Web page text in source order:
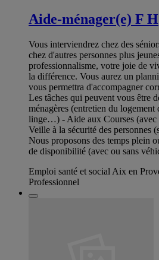
Aide-ménager(e) F H
Vous interviendrez chez des
chez d'autres personnes plus
professionnalisme, votre joie de
la différence. Vous aurez un
vous permettra d'accompagner
Les tâches qui peuvent vous être
ménagères (entretien du
linge…) - Aide aux Courses (avec
Veille à la sécurité des personnes
Nous proposons des temps plein
de disponibilité (avec ou sans
Emploi santé et social Aix en
Professionnel